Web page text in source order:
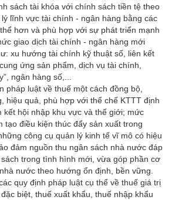
sách tài khóa với chính sách tiền tệ theo
lĩnh vực tài chính - ngân hàng bằng các
hơn và phù hợp với sự phát triển mạnh
giao dịch tài chính - ngân hàng mới
xu hướng tài chính kỹ thuật số, liên kết
ứng sản phẩm, dịch vụ tài chính,
ngân hàng số,...
pháp luật về thuế một cách đồng bộ,
hiệu quả, phù hợp với thể chế KTTT định
kết hội nhập khu vực và thế giới; mức
tạo điều kiện thúc đẩy sản xuất trong
công cụ quản lý kinh tế vĩ mô có hiệu
đảm nguồn thu ngân sách nhà nước đáp
trong tình hình mới, vừa góp phần cơ
nước theo hướng ổn định, bền vững.
quy định pháp luật cụ thể về thuế giá trị
biệt, thuế xuất khẩu, thuế nhập khẩu